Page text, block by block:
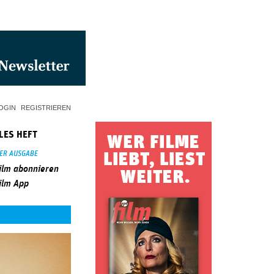
REGISTRIEREN
HEFT
AUSGABE
abonnieren
App